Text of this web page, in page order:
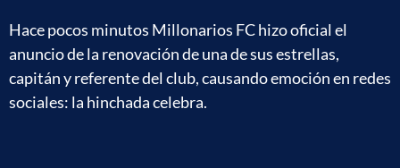
Hace pocos minutos Millonarios FC hizo oficial el
anuncio de la renovación de una de sus estrellas,
capitán y referente del club, causando emoción en redes
sociales: la hinchada celebra.